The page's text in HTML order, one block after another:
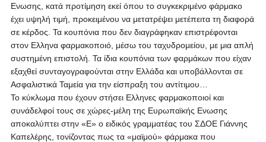
Ενωσης, κατά προτίμηση εκεί όπου το συγκεκριμένο φάρμακο
έχει υψηλή τιμή, προκειμένου να μετατρέψει μετέπειτα τη διαφορά
σε κέρδος. Τα κουπόνια που δεν διαγράφηκαν επιστρέφονται
στον Ελληνα φαρμακοποιό, μέσω του ταχυδρομείου, με μια απλή
συστημένη επιστολή. Τα ίδια κουπόνια των φαρμάκων που είχαν
εξαχθεί συνταγογραφούνται στην Ελλάδα και υποβάλλονται σε
Ασφαλιστικά Ταμεία για την είσπραξη του αντίτιμου…
Το κύκλωμα που έχουν στήσει Ελληνες φαρμακοποιοί και
συνάδελφοί τους σε χώρες-μέλη της Ευρωπαϊκής Ενωσης
αποκαλύπτει στην «Ε» ο ειδικός γραμματέας του ΣΔΟΕ Γιάννης
Καπελέρης, τονίζοντας πως τα «μαϊμού» φάρμακα που